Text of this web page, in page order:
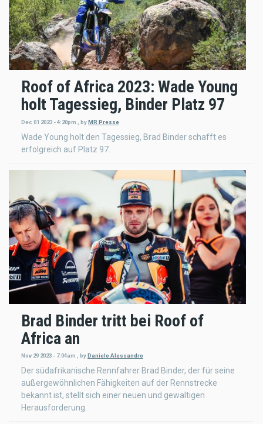
Roof of Africa 2023: Wade Young
holt Tagessieg, Binder Platz 97
Dec 01 2023 - 4:20pm byMR Presse
Wade Young holt den Tagessieg, Brad Binder schafft es
erfolgreich auf Platz 97.
Brad Binder tritt bei Roof of
Africa an
Nov 29 2023 - 7:04am byDaniele Alessandro
Der südafrikanische Rennfahrer Brad Binder, der für seine
außergewöhnlichen Fähigkeiten auf der Rennstrecke
bekannt ist, stellt sich einer neuen und gewaltigen
Herausforderung.